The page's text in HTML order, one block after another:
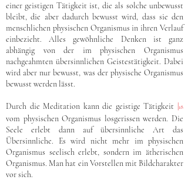
einer geistigen Tätigkeit ist, die als solche unbewusst
bleibt, die aber dadurch bewusst wird, dass sie den
menschlichen physischen Organismus in ihren Verlauf
einbezieht. Alles gewöhnliche Denken ist ganz
abhängig von der im physischen Organismus
nachgeahmten übersinnlichen Geistestätigkeit. Dabei
wird aber nur bewusst, was der physische Organismus
bewusst werden lässt.
Durch die Meditation kann die geistige Tätigkeit 18
vom physischen Organismus losgerissen werden. Die
Seele erlebt dann auf übersinnliche Art das
Übersinnliche. Es wird nicht mehr im physischen
Organismus seelisch erlebt, sondern im ätherischen
Organismus. Man hat ein Vorstellen mit Bildcharakter
vor sich.